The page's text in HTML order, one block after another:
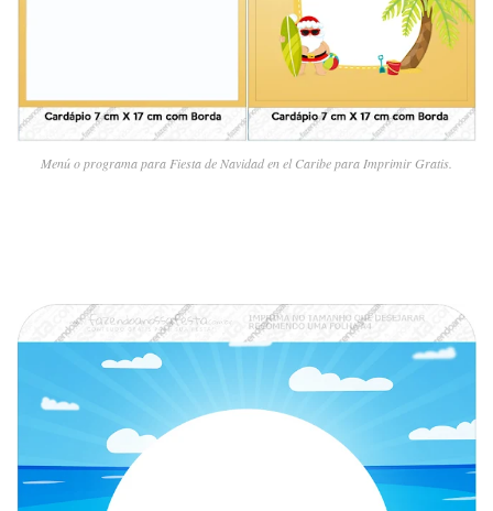
Menú o programa para Fiesta de Navidad en el Caribe para Imprimir Gratis.